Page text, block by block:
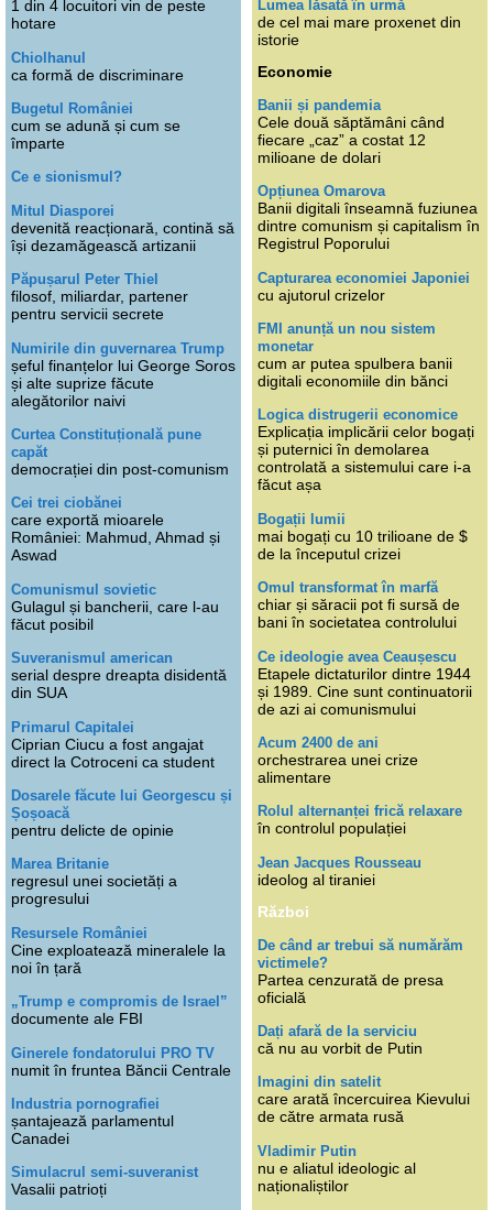
1 din 4 locuitori vin de peste
hotare
Chiolhanul
ca formă de discriminare
Bugetul României
cum se adună și cum se
împarte
Ce e sionismul?
Mitul Diasporei
devenită reacționară, contină să
își dezamăgească artizanii
Păpușarul Peter Thiel
filosof, miliardar, partener
pentru servicii secrete
Numirile din guvernarea Trump
șeful finanțelor lui George Soros
și alte suprize făcute
alegătorilor naivi
Curtea Constituțională pune
capăt
democrației din post-comunism
Cei trei ciobănei
care exportă mioarele
României: Mahmud, Ahmad și
Aswad
Comunismul sovietic
Gulagul și bancherii, care l-au
făcut posibil
Suveranismul american
serial despre dreapta disidentă
din SUA
Primarul Capitalei
Ciprian Ciucu a fost angajat
direct la Cotroceni ca student
Dosarele făcute lui Georgescu și
Șoșoacă
pentru delicte de opinie
Marea Britanie
regresul unei societăți a
progresului
Resursele României
Cine exploatează mineralele la
noi în țară
„Trump e compromis de Israel”
documente ale FBI
Ginerele fondatorului PRO TV
numit în fruntea Băncii Centrale
Industria pornografiei
șantajează parlamentul
Canadei
Simulacrul semi-suveranist
Vasalii patrioți
Lumea lăsată în urmă
de cel mai mare proxenet din
istorie
Economie
Banii și pandemia
Cele două săptămâni când
fiecare „caz” a costat 12
milioane de dolari
Opțiunea Omarova
Banii digitali înseamnă fuziunea
dintre comunism și capitalism în
Registrul Poporului
Capturarea economiei Japoniei
cu ajutorul crizelor
FMI anunță un nou sistem
monetar
cum ar putea spulbera banii
digitali economiile din bănci
Logica distrugerii economice
Explicația implicării celor bogați
și puternici în demolarea
controlată a sistemului care i-a
făcut așa
Bogații lumii
mai bogați cu 10 trilioane de $
de la începutul crizei
Omul transformat în marfă
chiar și săracii pot fi sursă de
bani în societatea controlului
Ce ideologie avea Ceaușescu
Etapele dictaturilor dintre 1944
și 1989. Cine sunt continuatorii
de azi ai comunismului
Acum 2400 de ani
orchestrarea unei crize
alimentare
Rolul alternanței frică relaxare
în controlul populației
Jean Jacques Rousseau
ideolog al tiraniei
Război
De când ar trebui să numărăm
victimele?
Partea cenzurată de presa
oficială
Dați afară de la serviciu
că nu au vorbit de Putin
Imagini din satelit
care arată încercuirea Kievului
de către armata rusă
Vladimir Putin
nu e aliatul ideologic al
naționaliștilor